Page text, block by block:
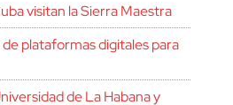
visitan la Sierra Maestra
plataformas digitales para
de La Habana y